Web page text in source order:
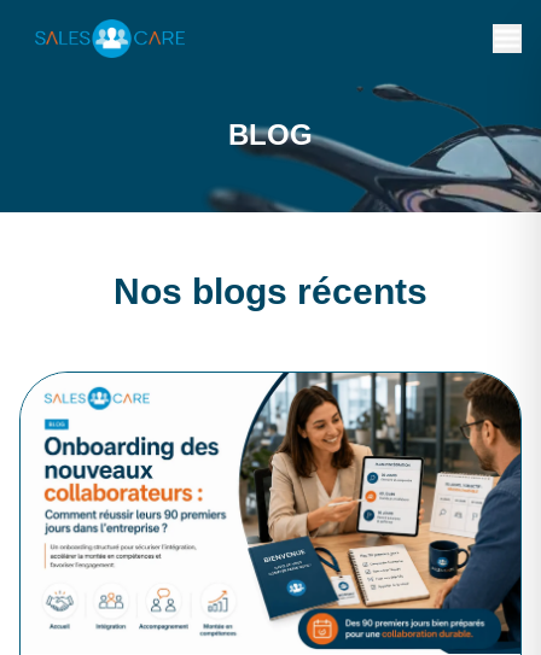
BLOG
Nos blogs récents